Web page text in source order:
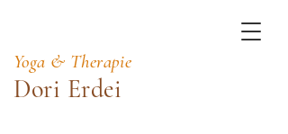
Dori Erdei
Yoga & Therapie